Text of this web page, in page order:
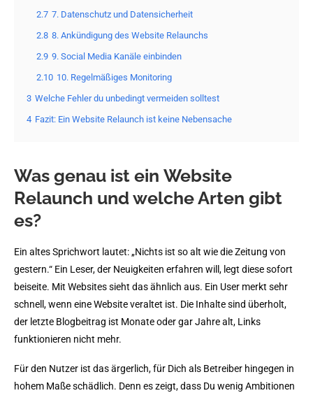
2.7 7. Datenschutz und Datensicherheit
2.8 8. Ankündigung des Website Relaunchs
2.9 9. Social Media Kanäle einbinden
2.10 10. Regelmäßiges Monitoring
3 Welche Fehler du unbedingt vermeiden solltest
4 Fazit: Ein Website Relaunch ist keine Nebensache
Was genau ist ein Website
Relaunch und welche Arten gibt
es?
Ein altes Sprichwort lautet: „Nichts ist so alt wie die Zeitung von
gestern.“ Ein Leser, der Neuigkeiten erfahren will, legt diese sofort
beiseite. Mit Websites sieht das ähnlich aus. Ein User merkt sehr
schnell, wenn eine Website veraltet ist. Die Inhalte sind überholt,
der letzte Blogbeitrag ist Monate oder gar Jahre alt, Links
funktionieren nicht mehr.
Für den Nutzer ist das ärgerlich, für Dich als Betreiber hingegen in
hohem Maße schädlich. Denn es zeigt, dass Du wenig Ambitionen